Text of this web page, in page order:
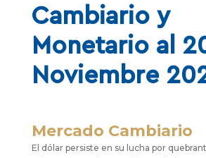
Cambiario y
Monetario al
Noviembre
Mercado Cambiario
El dólar persiste en su lucha por